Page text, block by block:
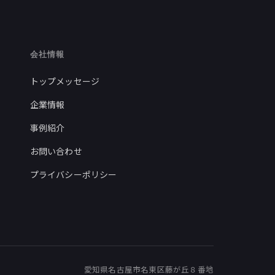
会社情報
トップメッセージ
企業情報
事例紹介
お問い合わせ
プライバシーポリシー
愛知県名古屋市名東区藤が丘８番地